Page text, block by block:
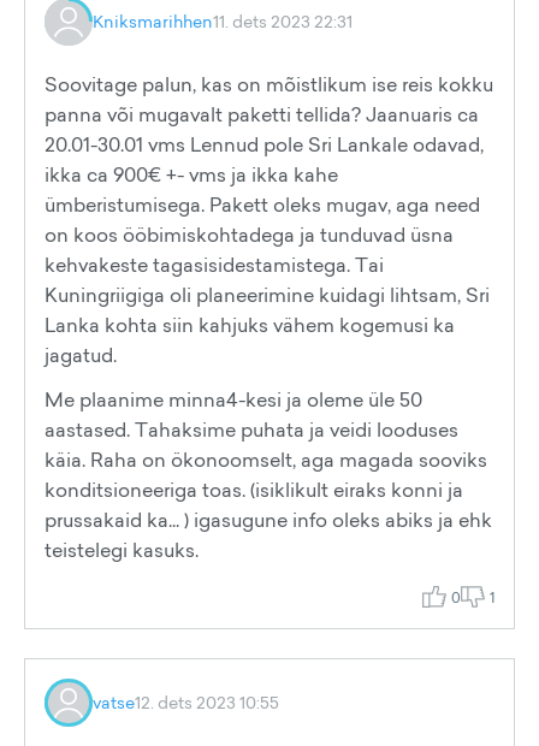
Kniksmarihhen11. dets 2023 22:31
Soovitage palun, kas on mõistlikum ise reis kokku
panna või mugavalt paketti tellida? Jaanuaris ca
20.01-30.01 vms Lennud pole Sri Lankale odavad,
ikka ca 900€ +- vms ja ikka kahe
ümberistumisega. Pakett oleks mugav, aga need
on koos ööbimiskohtadega ja tunduvad üsna
kehvakeste tagasisidestamistega. Tai
Kuningriigiga oli planeerimine kuidagi lihtsam, Sri
Lanka kohta siin kahjuks vähem kogemusi ka
jagatud.
Me plaanime minna4-kesi ja oleme üle 50
aastased. Tahaksime puhata ja veidi looduses
käia. Raha on ökonoomselt, aga magada sooviks
konditsioneeriga toas. (isiklikult eiraks konni ja
prussakaid ka... ) igasugune info oleks abiks ja ehk
teistelegi kasuks.
0 1
vatse12. dets 2023 10:55